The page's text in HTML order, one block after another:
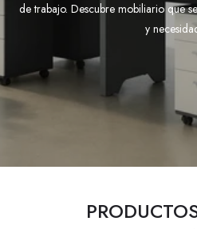
de trabajo. Descubre mobiliario que
y